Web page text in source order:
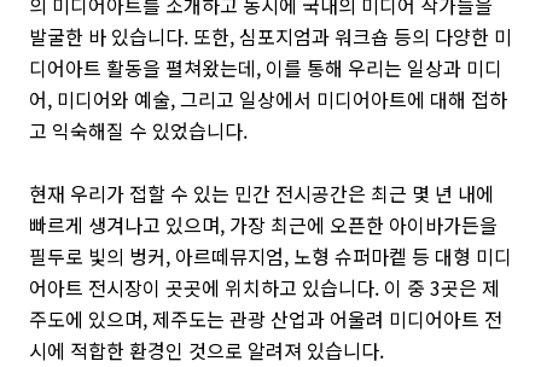
발굴한 바 있습니다. 또한, 심포지엄과 워크숍 등의 다양한 미
디어아트 활동을 펼쳐왔는데, 이를 통해 우리는 일상과 미디
어, 미디어와 예술, 그리고 일상에서 미디어아트에 대해 접하
고 익숙해질 수 있었습니다.
현재 우리가 접할 수 있는 민간 전시공간은 최근 몇 년 내에
빠르게 생겨나고 있으며, 가장 최근에 오픈한 아이바가든을
필두로 빛의 벙커, 아르떼뮤지엄, 노형 슈퍼마켙 등 대형 미디
어아트 전시장이 곳곳에 위치하고 있습니다. 이 중 3곳은 제
주도에 있으며, 제주도는 관광 산업과 어울려 미디어아트 전
시에 적합한 환경인 것으로 알려져 있습니다.